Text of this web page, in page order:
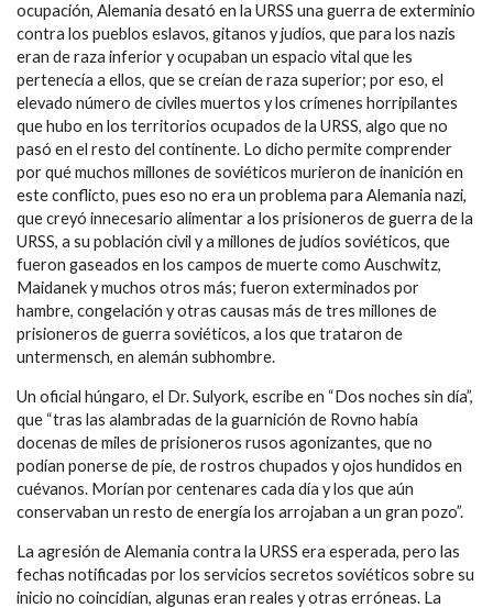
ocupación, Alemania desató en la URSS una guerra de exterminio
contra los pueblos eslavos, gitanos y judíos, que para los nazis
eran de raza inferior y ocupaban un espacio vital que les
pertenecía a ellos, que se creían de raza superior; por eso, el
elevado número de civiles muertos y los crímenes horripilantes
que hubo en los territorios ocupados de la URSS, algo que no
pasó en el resto del continente. Lo dicho permite comprender
por qué muchos millones de soviéticos murieron de inanición en
este conflicto, pues eso no era un problema para Alemania nazi,
que creyó innecesario alimentar a los prisioneros de guerra de la
URSS, a su población civil y a millones de judíos soviéticos, que
fueron gaseados en los campos de muerte como Auschwitz,
Maidanek y muchos otros más; fueron exterminados por
hambre, congelación y otras causas más de tres millones de
prisioneros de guerra soviéticos, a los que trataron de
untermensch, en alemán subhombre.
Un oficial húngaro, el Dr. Sulyork, escribe en “Dos noches sin día”,
que “tras las alambradas de la guarnición de Rovno había
docenas de miles de prisioneros rusos agonizantes, que no
podían ponerse de píe, de rostros chupados y ojos hundidos en
cuévanos. Morían por centenares cada día y los que aún
conservaban un resto de energía los arrojaban a un gran pozo”.
La agresión de Alemania contra la URSS era esperada, pero las
fechas notificadas por los servicios secretos soviéticos sobre su
inicio no coincidían, algunas eran reales y otras erróneas. La